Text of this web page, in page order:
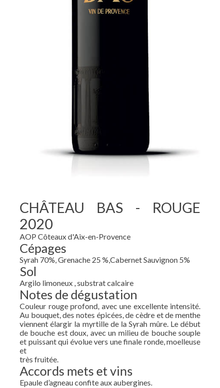
CHÂTEAU BAS - ROUGE
2020
AOP Côteaux d'Aix-en-Provence
Cépages
Syrah 70%, Grenache 25 %,Cabernet Sauvignon 5%
Sol
Argilo limoneux , substrat calcaire
Notes de dégustation
Couleur rouge profond, avec une excellente intensité.
Au bouquet, des notes épicées, de cèdre et de menthe
viennent élargir la myrtille de la Syrah mûre. Le début
de bouche est doux, avec un milieu de bouche souple
et puissant qui évolue vers une finale ronde, moelleuse
et
très fruitée.
Accords mets et vins
Epaule d’agneau confite aux aubergines.